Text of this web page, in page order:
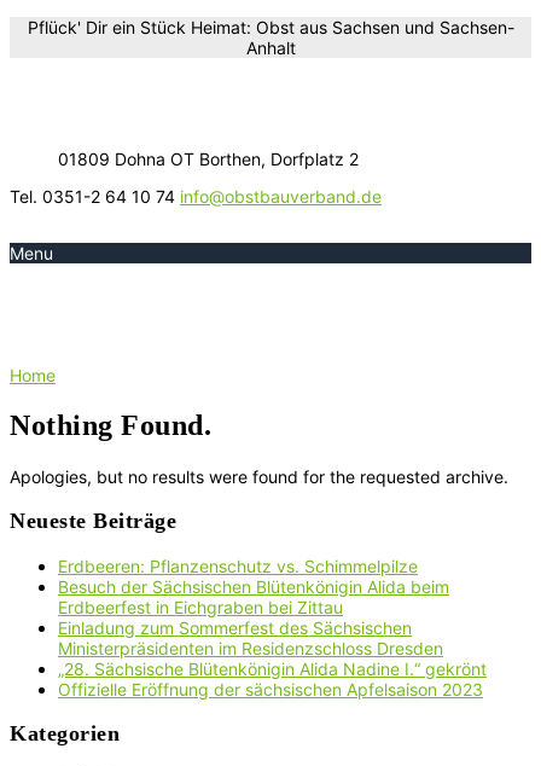
Pflück' Dir ein Stück Heimat: Obst aus Sachsen und Sachsen-
Anhalt
01809 Dohna OT Borthen, Dorfplatz 2
Tel. 0351-2 64 10 74 info@obstbauverband.de
Menu
Home
Nothing Found.
Apologies, but no results were found for the requested archive.
Neueste Beiträge
Erdbeeren: Pflanzenschutz vs. Schimmelpilze
Besuch der Sächsischen Blütenkönigin Alida beim
Erdbeerfest in Eichgraben bei Zittau
Einladung zum Sommerfest des Sächsischen
Ministerpräsidenten im Residenzschloss Dresden
„28. Sächsische Blütenkönigin Alida Nadine I.“ gekrönt
Offizielle Eröffnung der sächsischen Apfelsaison 2023
Kategorien